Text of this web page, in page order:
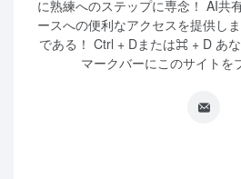
に熟練へのステップに専念！ AI共
ースへの便利なアクセスを提供し
である！ Ctrl + Dまたは⌘ + D あ
マークバーにこのサイト